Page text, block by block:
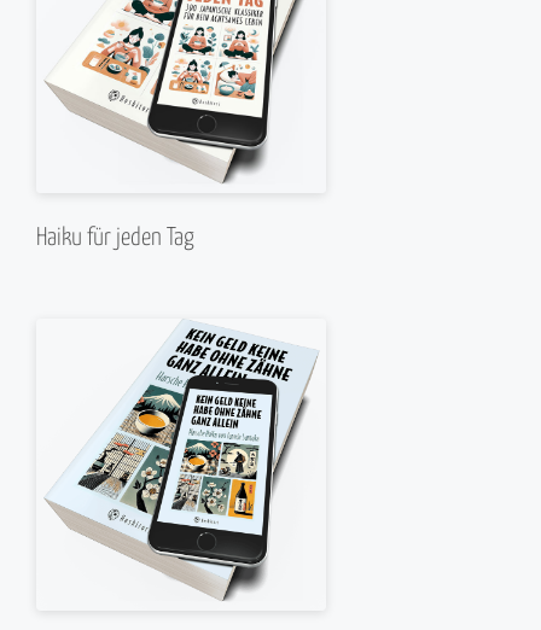
Haiku für jeden Tag